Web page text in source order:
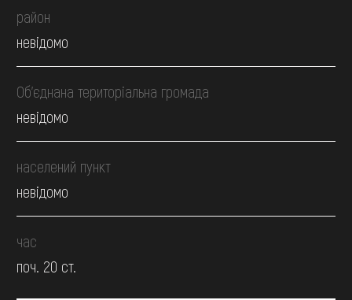
район
невідомо
Об’єднана територіальна громада
невідомо
населений пункт
невідомо
час
поч. 20 ст.